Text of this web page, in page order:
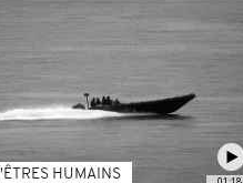
HUMAINS